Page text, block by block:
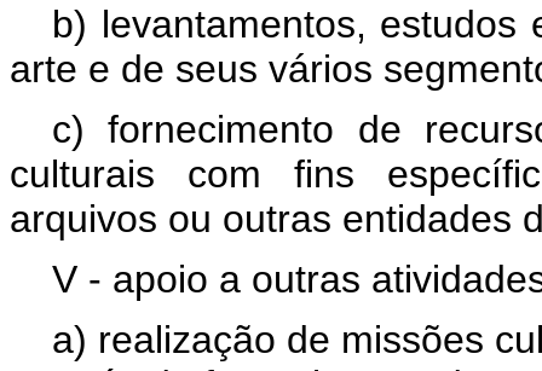
b) levantamentos,
arte e de seus vários
c) fornecimento de
culturais com fins
arquivos ou outras entidades
V - apoio a outras
a) realização de missões